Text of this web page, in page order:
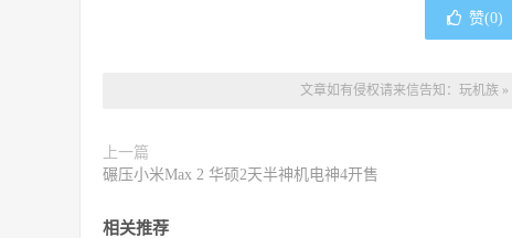
赞(0)
文章如有侵权请来信告知： 玩机族 »
上一篇
碾压小米Max 2 华硕2天半神机电神4开售
相关推荐